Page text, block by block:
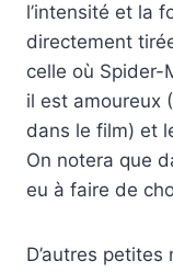
l’intensité et la
directement
celle où
il est amoureux
dans le film) et
On notera que
eu à faire de
D’autres